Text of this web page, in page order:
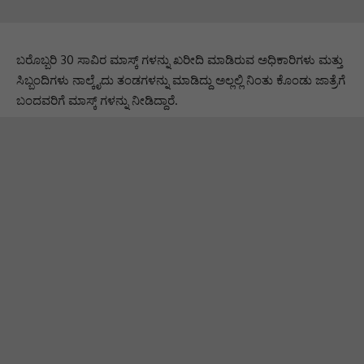
ಬರೊಬ್ಬರಿ 30 ಸಾವಿರ ಮಾಸ್ಕ್ ಗಳನ್ನು ಖರೀದಿ ಮಾಡಿರುವ ಅಧಿಕಾರಿಗಳು ಮತ್ತು
ಸಿಬ್ಬಂದಿಗಳು ನಾಲ್ಕೈದು ತಂಡಗಳನ್ನು ಮಾಡಿದ್ದು ಅಲ್ಲಲ್ಲಿ ನಿಂತು ಕೊಂಡು ಜಾತ್ರೆಗೆ
ಬಂದವರಿಗೆ ಮಾಸ್ಕ್ ಗಳನ್ನು ನೀಡಿದ್ದಾರೆ.